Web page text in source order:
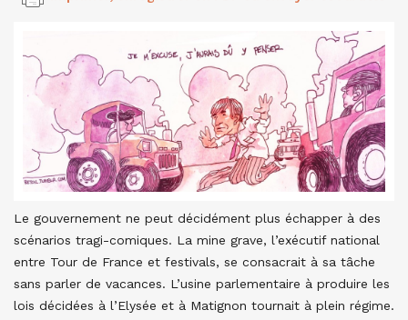
Le gouvernement ne peut décidément plus échapper à des
scénarios tragi-comiques. La mine grave, l’exécutif national
entre Tour de France et festivals, se consacrait à sa tâche
sans parler de vacances. L’usine parlementaire à produire les
lois décidées à l’Elysée et à Matignon tournait à plein régime.